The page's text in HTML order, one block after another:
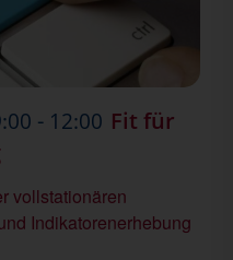
vollstationären
Indikatorenerhebung
- 12:00 Fit für